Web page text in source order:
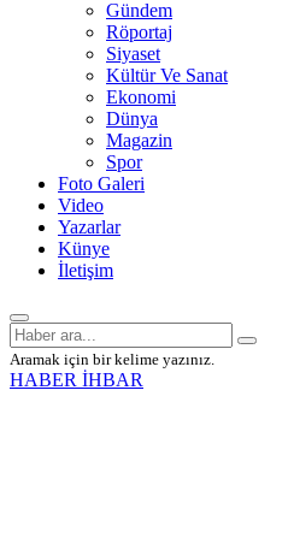
Gündem
Röportaj
Siyaset
Kültür Ve Sanat
Ekonomi
Dünya
Magazin
Spor
Foto Galeri
Video
Yazarlar
Künye
İletişim
Aramak için bir kelime yazınız.
HABER İHBAR